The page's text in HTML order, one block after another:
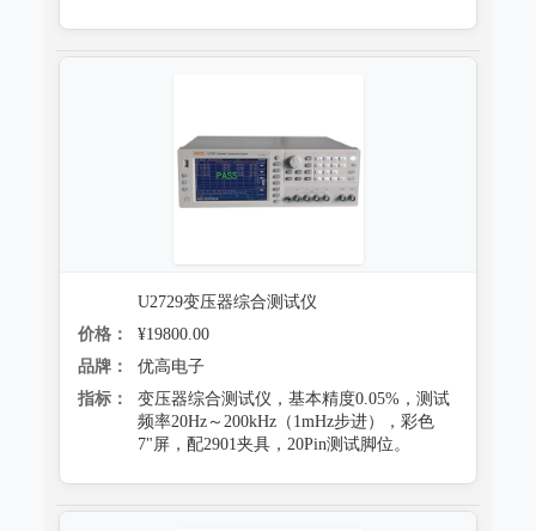
U2729变压器综合测试仪
价格：
¥19800.00
品牌：
优高电子
指标：
变压器综合测试仪，基本精度0.05%，测试
频率20Hz～200kHz（1mHz步进），彩色
7"屏，配2901夹具，20Pin测试脚位。